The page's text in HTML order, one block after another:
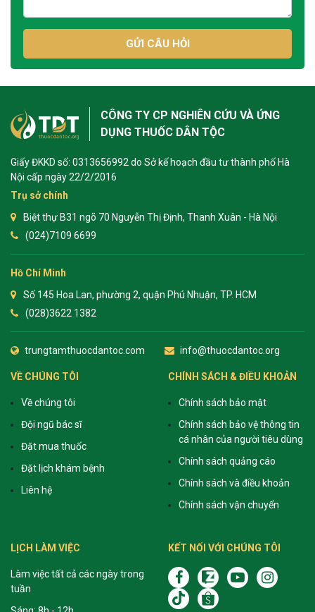
GỬI CÂU HỎI
CÔNG TY CP NGHIÊN CỨU VÀ ỨNG
DỤNG THUỐC DÂN TỘC
Giấy ĐKKD số: 0313656992 do Sở kế hoạch đầu tư thành phố Hà
Nội cấp ngày 22/2/2016
Trụ sở chính
Biệt thự B31 ngõ 70 Nguyễn Thị Định, Thanh Xuân - Hà Nội
(024)7109 6699
Hồ Chí Minh
Số 145 Hoa Lan, phường 2, quận Phú Nhuận, TP. HCM
(028)3622 1382
trungtamthuocdantoc.com info@thuocdantoc.org
VỀ CHÚNG TÔI
Về chúng tôi
Đội ngũ bác sĩ
Đặt mua thuốc
Đặt lịch khám bệnh
Liên hệ
CHÍNH SÁCH & ĐIỀU KHOẢN
Chính sách bảo mật
Chính sách bảo vệ thông tin
cá nhân của người tiêu dùng
Chính sách quảng cáo
Chính sách và điều khoản
Chính sách vận chuyển
LỊCH LÀM VIỆC
Làm việc tất cả các ngày trong
tuần
KẾT NỐI VỚI CHÚNG TÔI